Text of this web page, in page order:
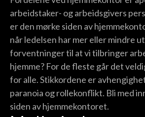
arbeidstaker- og arbeidsgivers
er den mørke siden av
når ledelsen har mer eller mindre
forventninger til at vi tilbringer
hjemme? For de fleste går det
for alle. Stikkordene er
paranoia og rollekonflikt. Bli med
siden av hjemmekontoret.